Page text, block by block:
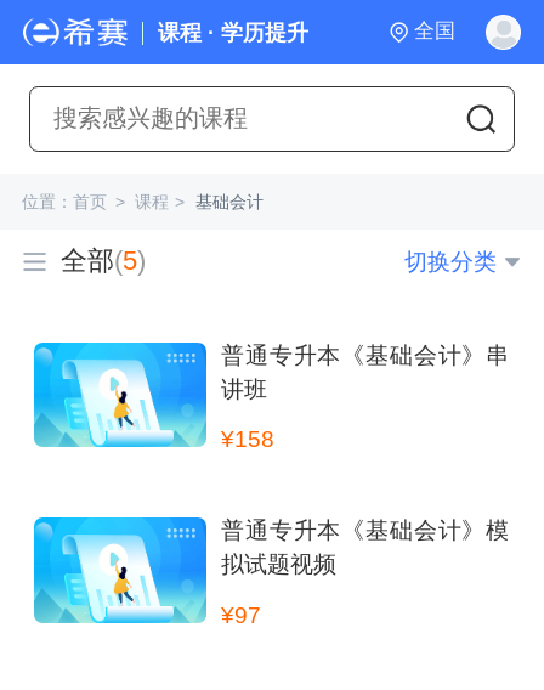
课程 · 学历提升 全国
位置： 首页 > 课程 > 基础会计
全部(5) 切换分类
普通专升本《基础会计》串
讲班
¥158
普通专升本《基础会计》模
拟试题视频
¥97